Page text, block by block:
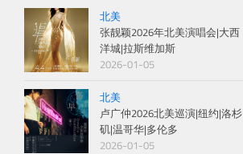
北美
张靓颖2026年北美演唱会|大西
洋城|拉斯维加斯
2026-01-05
北美
卢广仲2026北美巡演|纽约|洛杉
矶|温哥华|多伦多
2026-01-05